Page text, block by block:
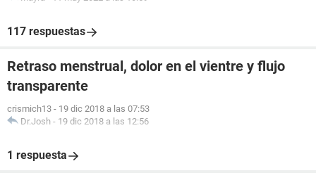
117 respuestas
Retraso menstrual, dolor en el vientre y flujo
transparente
crismich13 - 19 dic 2018 a las 07:53
Dr.Josh - 19 dic 2018 a las 12:56
1 respuesta